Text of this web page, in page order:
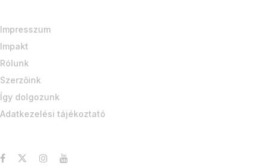
Impresszum
Impakt
Rólunk
Szerzőink
Így dolgozunk
Adatkezelési tájékoztató